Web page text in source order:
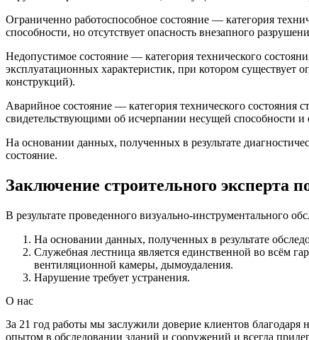
Ограниченно работоспособное состояние — категория
способности, но отсутствует опасность внезапного
Недопустимое состояние — категория технического
эксплуатационных характеристик, при котором существует
конструкций).
Аварийное состояние — категория технического
свидетельствующими об исчерпании несущей способности
На основании данных, полученных в результате
состояние.
Заключение строительного эксперта
В результате проведенного визуально-инструментального
На основании данных, полученных в результате
Служебная лестница является единственной во всём
вентиляционной камеры, дымоудаления.
Нарушение требует устранения.
О нас
За 21 год работы мы заслужили доверие клиентов
опытом в обследовании зданий и сооружений и всегда